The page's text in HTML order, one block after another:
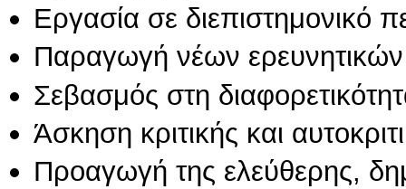
Εργασία σε διεπιστημονικό
Παραγωγή νέων
Σεβασμός στη
Άσκηση κριτικής και
Προαγωγή της ελεύθερης,